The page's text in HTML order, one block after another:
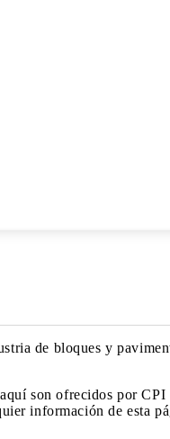
de bloques y
son ofrecidos por
información de esta